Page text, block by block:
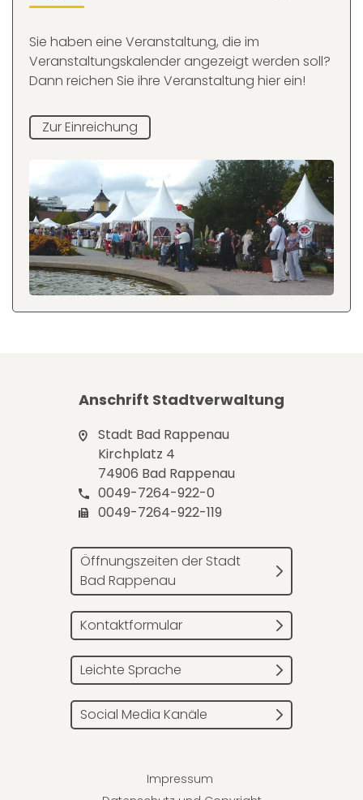
Sie haben eine Veranstaltung, die im
Veranstaltungskalender angezeigt werden soll?
Dann reichen Sie ihre Veranstaltung hier ein!
Zur Einreichung
Anschrift Stadtverwaltung
Stadt Bad Rappenau
Kirchplatz 4
74906 Bad Rappenau
0049-7264-922-0
0049-7264-922-119
Öffnungszeiten der Stadt
Bad Rappenau
Kontaktformular
Leichte Sprache
Social Media Kanäle
Impressum